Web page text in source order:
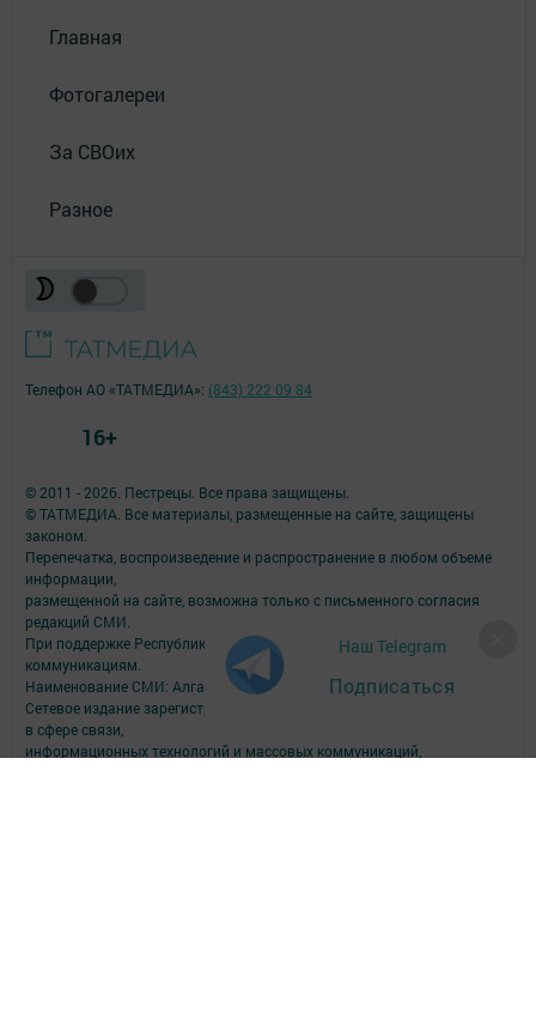
Главная
Фотогалереи
За СВОих
Разное
Наш Telegram
Подписаться
© 2011 - 2026. Пестрецы. Все права защищены.
© ТАТМЕДИА. Все материалы, размещенные на сайте, защищены
законом.
Перепечатка, воспроизведение и распространение в любом объеме
информации,
размещенной на сайте, возможна только с письменного согласия
редакций СМИ.
При поддержке Республиканского агентства по печати и массовым
коммуникациям.
Наименование СМИ: Алга (Вперед)
Сетевое издание зарегистрировано Федеральной службой по надзору
в сфере связи,
информационных технологий и массовых коммуникаций,
Телефон АО «ТАТМЕДИА»: (843) 222 09 84
16+